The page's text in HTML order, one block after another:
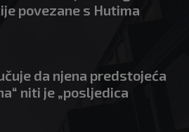
povezane s Hutima
da njena predstojeća
niti je „posljedica